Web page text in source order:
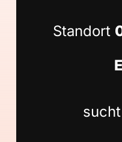
Standort
sucht